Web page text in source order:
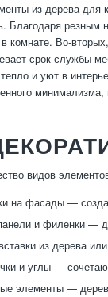
из дерева
Благодаря
комнате. Во-
срок службы
и уют в
видов
на фасады —
и филенки —
из дерева
и углы —
элементы —